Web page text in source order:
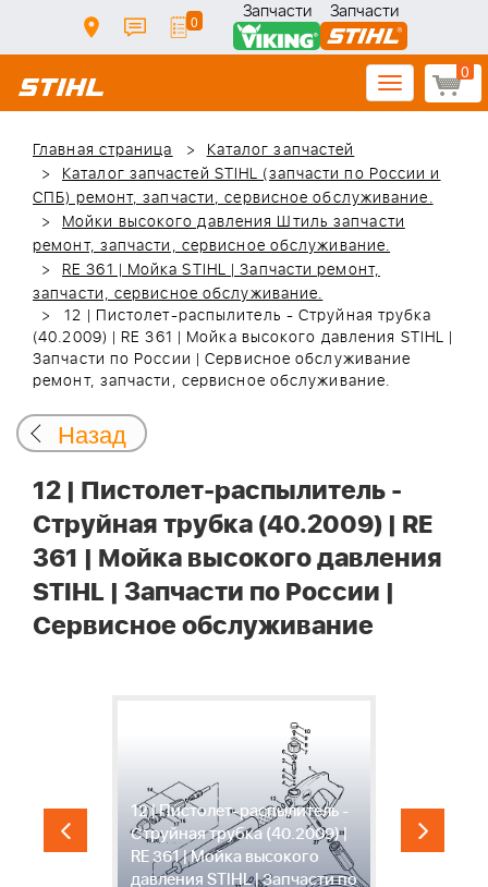
0 Запчасти Запчасти
0
Toggle
navigation
Главная страница
Каталог запчастей
Каталог запчастей STIHL (запчасти по России и
СПБ) ремонт, запчасти, сервисное обслуживание.
Мойки высокого давления Штиль запчасти
ремонт, запчасти, сервисное обслуживание.
RE 361 | Мойка STIHL | Запчасти ремонт,
запчасти, сервисное обслуживание.
12 | Пистолет-распылитель - Струйная трубка
(40.2009) | RE 361 | Мойка высокого давления STIHL |
Запчасти по России | Сервисное обслуживание
ремонт, запчасти, сервисное обслуживание.
Назад
12 | Пистолет-распылитель -
Струйная трубка (40.2009) | RE
361 | Мойка высокого давления
STIHL | Запчасти по России |
Сервисное обслуживание
12 | Пистолет-распылитель -
Струйная трубка (40.2009) |
RE 361 | Мойка высокого
давления STIHL | Запчасти по